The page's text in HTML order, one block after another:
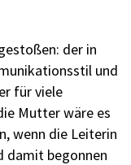
der in
und
für viele
Mutter wäre es
wenn die Leiterin
damit begonnen